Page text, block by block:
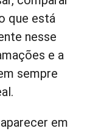
que está
nesse
e a
sempre
em